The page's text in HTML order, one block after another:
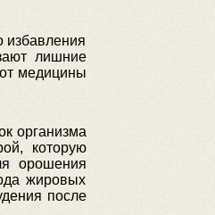
избавления
лишние
медицины
организма
которую
орошения
жировых
после